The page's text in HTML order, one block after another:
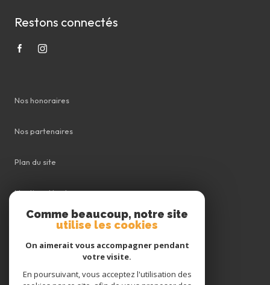
Restons connectés
Nos honoraires
Nos partenaires
Plan du site
Mentions légales
Comme beaucoup, notre site
utilise les cookies
On aimerait vous accompagner pendant
votre visite.
En poursuivant, vous acceptez l'utilisation des